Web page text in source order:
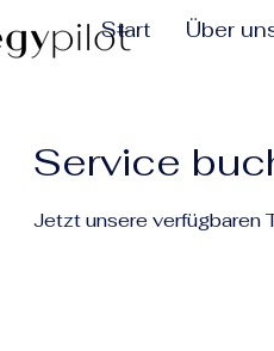
Start Über
Service
Jetzt unsere verfügbaren